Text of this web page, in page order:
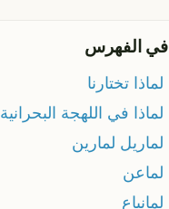
في الفهرس
لماذا تختارنا
لماذا في اللهجة البحرانية
لماريل لمارين
لماعن
لمانباع